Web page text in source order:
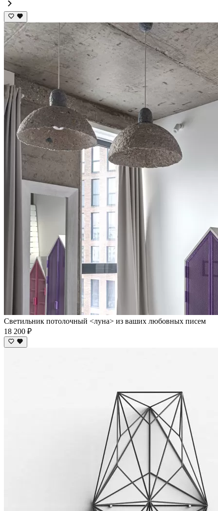
Cветильник потолочный <луна> из ваших любовных писем
18 200 ₽